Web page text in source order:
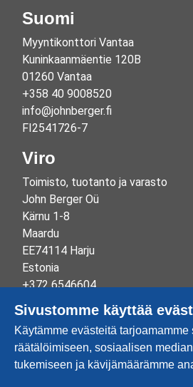
Suomi
Myyntikonttori Vantaa
Kuninkaanmäentie 120B
01260 Vantaa
+358 40 9008520
info@johnberger.fi
FI2541726-7
Viro
Toimisto, tuotanto ja varasto
John Berger Oü
Kärnu 1-8
Maardu
EE74114 Harju
Estonia
+372 6546604
info@johnberger.ee
Reg.nr 10265834
EE100332513
Sivustomme käyttää
Käytämme evästeitä
räätälöimiseen, sosiaalisen
tukemiseen ja kävijämäärämme